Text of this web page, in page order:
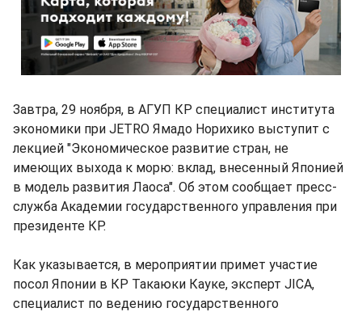
Завтра, 29 ноября, в АГУП КР специалист института
экономики при JETRO Ямадо Норихико выступит с
лекцией "Экономическое развитие стран, не
имеющих выхода к морю: вклад, внесенный Японией
в модель развития Лаоса". Об этом сообщает пресс-
служба Академии государственного управления при
президенте КР.
Как указывается, в мероприятии примет участие
посол Японии в КР Такаюки Кауке, эксперт JICA,
специалист по ведению государственного